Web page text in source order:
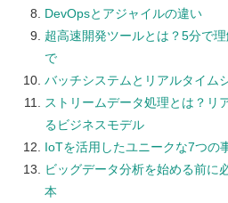
DevOpsとアジャイルの違い
超高速開発ツールとは？5分で
で
バッチシステムとリアルタイム
ストリームデータ処理とは？リ
るビジネスモデル
IoTを活用したユニークな7つの
ビッグデータ分析を始める前に
本